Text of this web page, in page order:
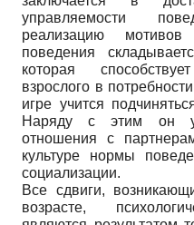
управляемости
реализацию мотивов
поведения
которая
взрослого в
игре учится
Наряду с этим он
отношения с
культуре нормы
социализации.
Все сдвиги,
возрасте,